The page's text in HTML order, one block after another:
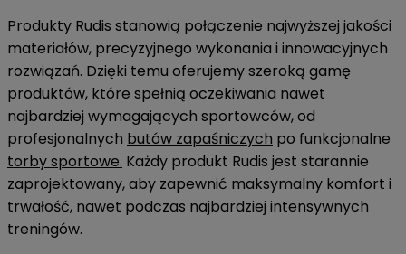
Produkty Rudis stanowią połączenie najwyższej jakości
materiałów, precyzyjnego wykonania i innowacyjnych
rozwiązań. Dzięki temu oferujemy szeroką gamę
produktów, które spełnią oczekiwania nawet
najbardziej wymagających sportowców, od
profesjonalnych butów zapaśniczych po funkcjonalne
torby sportowe. Każdy produkt Rudis jest starannie
zaprojektowany, aby zapewnić maksymalny komfort i
trwałość, nawet podczas najbardziej intensywnych
treningów.